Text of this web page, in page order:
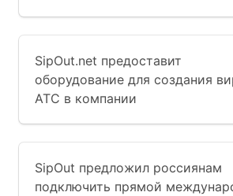
SipOut.net предоставит
оборудование для создания
АТС в компании
SipOut предложил россиянам
подключить прямой